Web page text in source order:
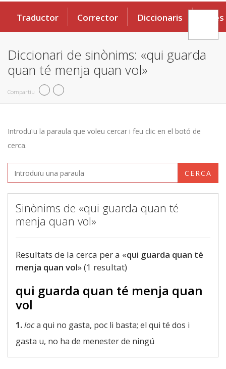
Traductor Corrector Diccionaris Eines
Diccionari de sinònims: «qui guarda
quan té menja quan vol»
Compartiu
Introduïu la paraula que voleu cercar i feu clic en el botó de
cerca.
CERCA
Sinònims de «qui guarda quan té
menja quan vol»
Resultats de la cerca per a «qui guarda quan té
menja quan vol» (1 resultat)
qui guarda quan té menja quan
vol
1.loca qui no gasta, poc li basta; el qui té dos i
gasta u, no ha de menester de ningú